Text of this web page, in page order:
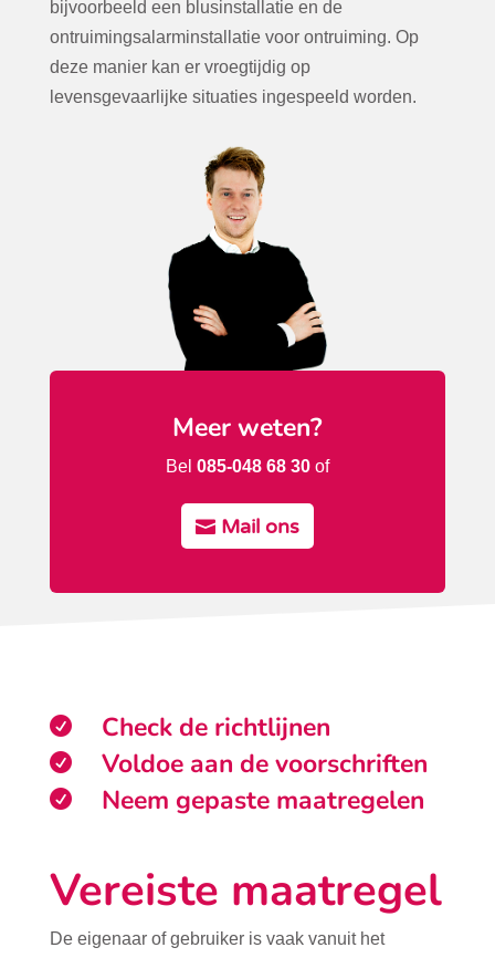
bijvoorbeeld een blusinstallatie en de
ontruimingsalarminstallatie voor ontruiming. Op
deze manier kan er vroegtijdig op
levensgevaarlijke situaties ingespeeld worden.
Meer weten?
Bel 085-048 68 30of
Mail ons
 Check de richtlijnen
 Voldoe aan de voorschriften
 Neem gepaste maatregelen
Vereiste maatregel
De eigenaar of gebruiker is vaak vanuit het